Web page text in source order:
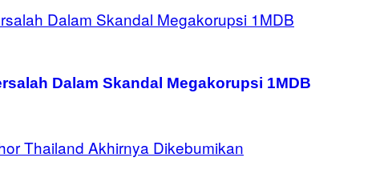
Dalam Skandal Megakorupsi 1MDB